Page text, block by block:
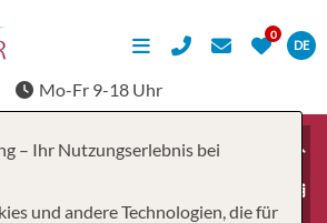
DE
Mo-Fr 9-18 Uhr
– Ihr Nutzungserlebnis bei
und andere Technologien, die für